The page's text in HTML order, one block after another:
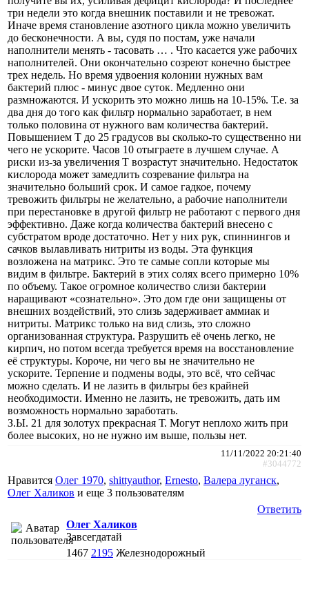
три недели это когда внешник поставили и не тревожат.
Иначе время становление азотного цикла можно увеличить
до бесконечности. А вы, судя по постам, уже начали
наполнители менять - тасовать … . Что касается уже рабочих
наполнителей. Они окончательно созреют конечно быстрее
трех недель. Но время удвоения колонии нужных вам
бактерий плюс - минус двое суток. Медленно они
размножаются. И ускорить это можно лишь на 10-15%. Т.е. за
два дня до того как фильтр нормально заработает, в нем
только половина от нужного вам количества бактерий.
Повышением Т до 25 градусов вы сколько-то существенно ни
чего не ускорите. Часов 10 отыграете в лучшем случае. А
риски из-за увеличения Т возрастут значительно. Недостаток
кислорода может замедлить созревание фильтра на
значительно больший срок. И самое гадкое, почему
тревожить фильтры не желательно, а рабочие наполнители
при перестановке в другой фильтр не работают с первого дня
эффективно. Даже когда количества бактерий внесено с
субстратом вроде достаточно. Нет у них рук, спиннингов и
сачков вылавливать нитриты из воды. Эта функция
возложена на матрикс. Это те самые сопли которые мы
видим в фильтре. Бактерий в этих солях всего примерно 10%
по объему. Такое огромное количество слизи бактерии
наращивают «сознательно». Это дом где они защищены от
внешних воздействий, это слизь задерживает аммиак и
нитриты. Матрикс только на вид слизь, это сложно
организованная структура. Разрушить её очень легко, не
кирпич, но потом всегда требуется время на восстановление
её структуры. Короче, ни чего вы не значительно не
ускорите. Терпение и подмены воды, это всё, что сейчас
можно сделать. И не лазить в фильтры без крайней
необходимости. Именно не лазить, не тревожить, дать им
возможность нормально заработать.
З.Ы. 21 для золотух прекрасная Т. Могут неплохо жить при
более высоких, но не нужно им выше, пользы нет.
11/11/2022 20:21:40
#3044772
Нравится Олег 1970, shittyauthor, Ernesto, Валера луганск,
Олег Халиков и еще 3 пользователям
Ответить
Олег Халиков
Завсегдатай
1467 2195 Железнодорожный